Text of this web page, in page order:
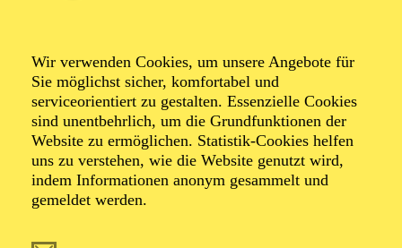
Wir verwenden Cookies, um unsere Angebote für
Sie möglichst sicher, komfortabel und
serviceorientiert zu gestalten. Essenzielle Cookies
sind unentbehrlich, um die Grundfunktionen der
Website zu ermöglichen. Statistik-Cookies helfen
uns zu verstehen, wie die Website genutzt wird,
indem Informationen anonym gesammelt und
gemeldet werden.
Philharmonie entdecken
Der Josa mit der
Zauber­fiedel mit
Carolin Widmann